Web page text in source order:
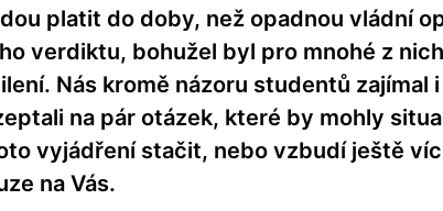
platit do doby, než opadnou vládní
verdiktu, bohužel byl pro mnohé z nich
Nás kromě názoru studentů zajímal
na pár otázek, které by mohly
vyjádření stačit, nebo vzbudí ještě víc
na Vás.